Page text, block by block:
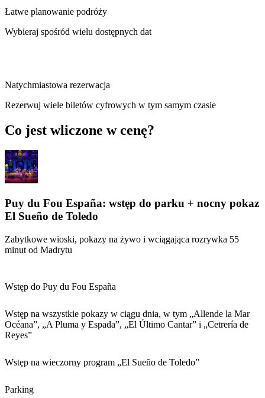
Łatwe planowanie podróży
Wybieraj spośród wielu dostępnych dat
Natychmiastowa rezerwacja
Rezerwuj wiele biletów cyfrowych w tym samym czasie
Co jest wliczone w cenę?
Puy du Fou España: wstęp do parku + nocny pokaz
El Sueño de Toledo
Zabytkowe wioski, pokazy na żywo i wciągająca rozrywka 55
minut od Madrytu
Wstęp do Puy du Fou España
Wstęp na wszystkie pokazy w ciągu dnia, w tym „Allende la Mar
Océana”, „A Pluma y Espada”, „El Último Cantar” i „Cetrería de
Reyes”
Wstęp na wieczorny program „El Sueño de Toledo”
Parking